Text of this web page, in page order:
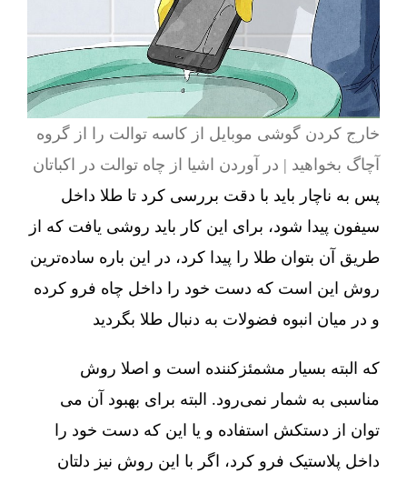
خارج کردن گوشی موبایل از کاسه توالت را از گروه
آچاگ بخواهید | در آوردن اشیا از چاه توالت در اکباتان
پس به ناچار باید با دقت بررسی کرد تا طلا داخل
سیفون پیدا شود، برای این کار باید روشی یافت که از
طریق آن بتوان طلا را پیدا کرد، در این باره ساده‌ترین
روش این است که دست خود را داخل چاه فرو کرده
و در میان انبوه فضولات به دنبال طلا بگردید
که البته بسیار مشمئزکننده است و اصلا روش
مناسبی به شمار نمی‌رود. البته برای بهبود آن می
توان از دستکش استفاده و یا این که دست خود را
داخل پلاستیک فرو کرد، اگر با این روش نیز دلتان